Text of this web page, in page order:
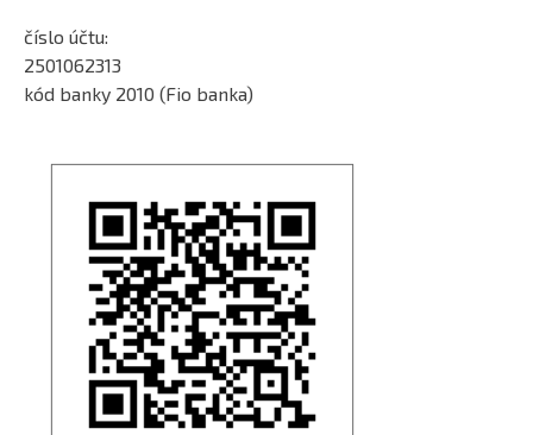
číslo účtu:
2501062313
kód banky 2010 (Fio banka)